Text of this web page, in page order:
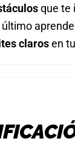
que te
clarosen